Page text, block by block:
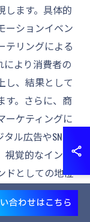
します。具体的
ーションイベン
テリングによる
により消費者の
し、結果として
す。さらに、商
ーケティングに
ル広告やSNSを
視覚的なインパ
ドとしての地位
化する市場にお
能です。
合わせはこちら